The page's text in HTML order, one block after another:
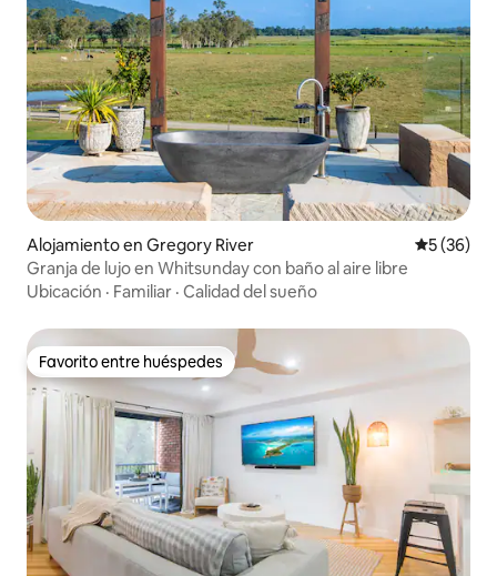
Alojamiento en Gregory River
5 (36)
Granja de lujo en Whitsunday con baño al aire libre
Ubicación · Familiar · Calidad del sueño
Favorito entre huéspedes
Favorito entre huéspedes